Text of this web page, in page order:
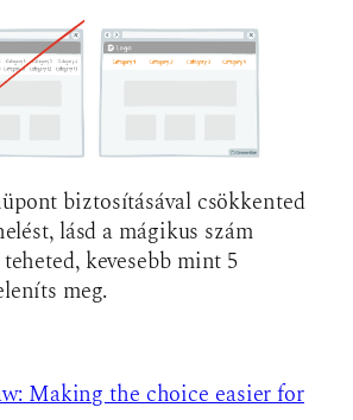
biztosításával csökkented
lásd a mágikus szám
kevesebb mint 5
meg.
Making the choice easier for